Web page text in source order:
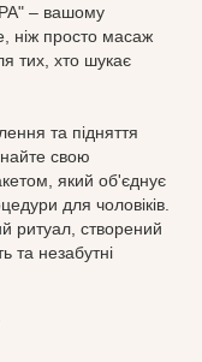
– вашому
ніж просто масаж
тих, хто шукає
та підняття
свою
який об'єднує
для чоловіків.
ритуал, створений
та незабутні